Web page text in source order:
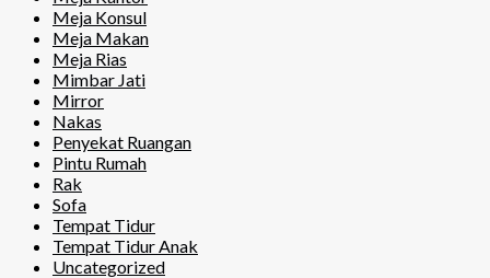
Meja Konsul
Meja Makan
Meja Rias
Mimbar Jati
Mirror
Nakas
Penyekat Ruangan
Pintu Rumah
Rak
Sofa
Tempat Tidur
Tempat Tidur Anak
Uncategorized